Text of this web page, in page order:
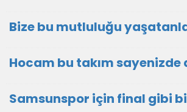
Bize bu mutluluğu
Hocam bu takım sayenizde
Samsunspor için final gibi